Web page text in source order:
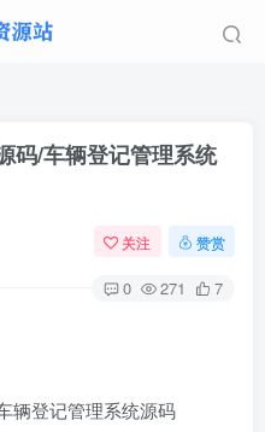
码/车辆登记管理系统
关注 赞赏
0 271 7
辆登记管理系统源码